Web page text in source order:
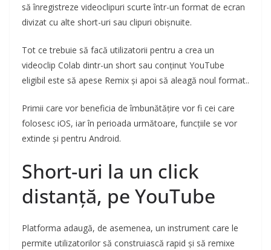
să înregistreze videoclipuri scurte într-un format de ecran
divizat cu alte short-uri sau clipuri obișnuite.
Tot ce trebuie să facă utilizatorii pentru a crea un
videoclip Colab dintr-un short sau conținut YouTube
eligibil este să apese Remix și apoi să aleagă noul format..
Primii care vor beneficia de îmbunătățire vor fi cei care
folosesc iOS, iar în perioada următoare, funcțiile se vor
extinde și pentru Android.
Short-uri la un click
distanță, pe YouTube
Platforma adaugă, de asemenea, un instrument care le
permite utilizatorilor să construiască rapid și să remixe